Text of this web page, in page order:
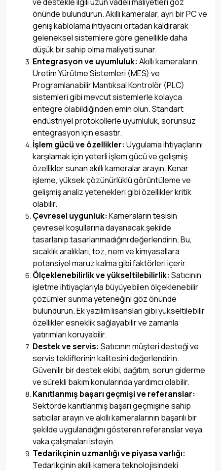
önünde bulundurun. Akıllı kameralar, ayrı bir PC ve
geniş kablolama ihtiyacını ortadan kaldırarak
geleneksel sistemlere göre genellikle daha
düşük bir sahip olma maliyeti sunar.
Entegrasyon ve uyumluluk: Akıllı kameraların,
Üretim Yürütme Sistemleri (MES) ve
Programlanabilir Mantıksal Kontrolör (PLC)
sistemleri gibi mevcut sistemlerle kolayca
entegre olabildiğinden emin olun. Standart
endüstriyel protokollerle uyumluluk, sorunsuz
entegrasyon için esastır.
İşlem gücü ve özellikler: Uygulama ihtiyaçlarını
karşılamak için yeterli işlem gücü ve gelişmiş
özellikler sunan akıllı kameralar arayın. Kenar
işleme, yüksek çözünürlüklü görüntüleme ve
gelişmiş analiz yetenekleri gibi özellikler kritik
olabilir.
Çevresel uygunluk: Kameraların tesisin
çevresel koşullarına dayanacak şekilde
tasarlanıp tasarlanmadığını değerlendirin. Bu,
sıcaklık aralıkları, toz, nem ve kimyasallara
potansiyel maruz kalma gibi faktörleri içerir.
Ölçeklenebilirlik ve yükseltilebilirlik: Satıcının
işletme ihtiyaçlarıyla büyüyebilen ölçeklenebilir
çözümler sunma yeteneğini göz önünde
bulundurun. Ek yazılım lisansları gibi yükseltilebilir
özellikler esneklik sağlayabilir ve zamanla
yatırımları koruyabilir.
Destek ve servis: Satıcının müşteri desteği ve
servis tekliflerinin kalitesini değerlendirin.
Güvenilir bir destek ekibi, dağıtım, sorun giderme
ve sürekli bakım konularında yardımcı olabilir.
Kanıtlanmış başarı geçmişi ve referanslar:
Sektörde kanıtlanmış başarı geçmişine sahip
satıcılar arayın ve akıllı kameralarının başarılı bir
şekilde uygulandığını gösteren referanslar veya
vaka çalışmaları isteyin.
Tedarikçinin uzmanlığı ve piyasa varlığı:
Tedarikçinin akıllı kamera teknolojisindeki